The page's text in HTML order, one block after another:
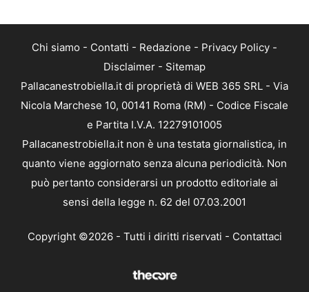
Chi siamo - Contatti - Redazione - Privacy Policy -
Disclaimer - Sitemap
Pallacanestrobiella.it di proprietà di WEB 365 SRL - Via
Nicola Marchese 10, 00141 Roma (RM) - Codice Fiscale
e Partita I.V.A. 12279101005
Pallacanestrobiella.it non è una testata giornalistica, in
quanto viene aggiornato senza alcuna periodicità. Non
può pertanto considerarsi un prodotto editoriale ai
sensi della legge n. 62 del 07.03.2001
Copyright ©2026 - Tutti i diritti riservati - Contattaci